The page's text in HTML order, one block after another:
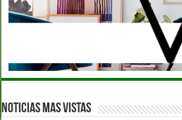
Noticias Mas Vistas